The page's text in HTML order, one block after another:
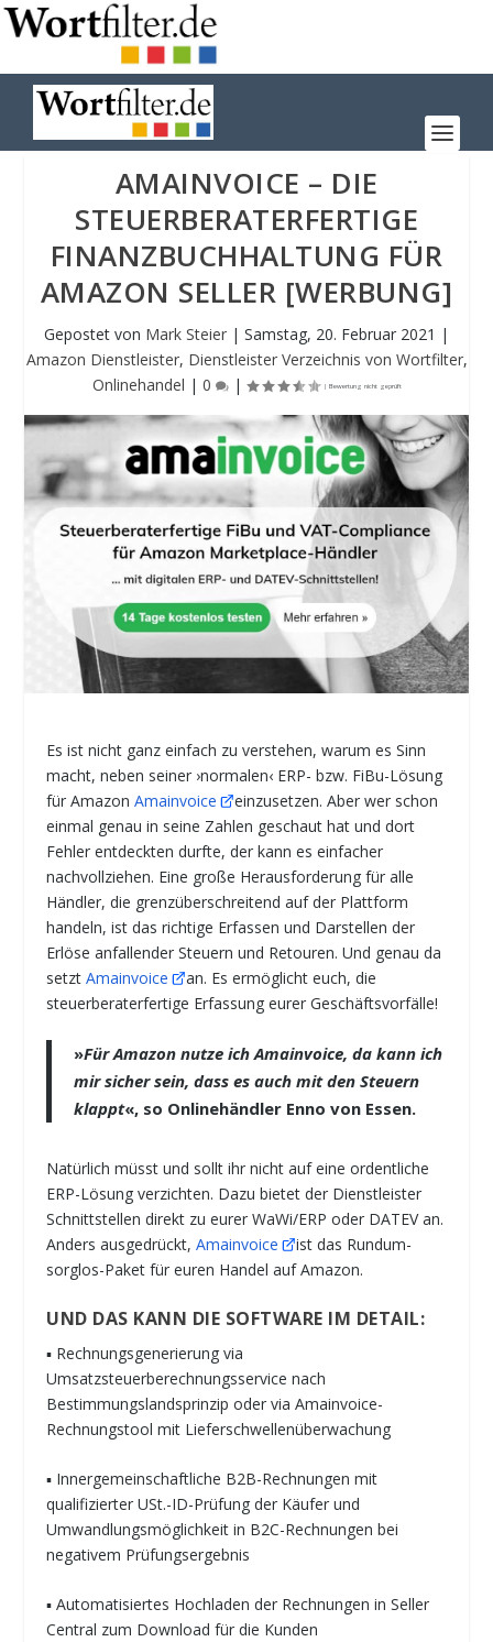
AMAINVOICE – DIE
STEUERBERATERFERTIGE
FINANZBUCHHALTUNG FÜR
AMAZON SELLER [WERBUNG]
Gepostet von Mark Steier | Samstag, 20. Februar 2021 |
Amazon Dienstleister, Dienstleister Verzeichnis von Wortfilter,
Onlinehandel | 0 |
Es ist nicht ganz einfach zu verstehen, warum es Sinn
macht, neben seiner ›normalen‹ ERP- bzw. FiBu-Lösung
für AmazonAmainvoice
einzusetzen. Aber wer schon
einmal genau in seine Zahlen geschaut hat und dort
Fehler entdeckten durfte, der kann es einfacher
nachvollziehen. Eine große Herausforderung für alle
Händler, die grenzüberschreitend auf der Plattform
handeln, ist das richtige Erfassen und Darstellen der
Erlöse anfallender Steuern und Retouren. Und genau da
setztAmainvoice
an. Es ermöglicht euch, die
steuerberaterfertige Erfassung eurer Geschäftsvorfälle!
»Für Amazon nutze ich Amainvoice, da kann ich
mir sicher sein, dass es auch mit den Steuern
klappt«, so Onlinehändler Enno von Essen.
Natürlich müsst und sollt ihr nicht auf eine ordentliche
ERP-Lösung verzichten. Dazu bietet der Dienstleister
Schnittstellen direkt zu eurer WaWi/ERP oder DATEV an.
Anders ausgedrückt,Amainvoice
ist das Rundum-
sorglos-Paket für euren Handel auf Amazon.
UND DAS KANN DIE SOFTWARE IM DETAIL:
▪ Rechnungsgenerierung via
Umsatzsteuerberechnungsservice nach
Bestimmungslandsprinzip oder via Amainvoice-
Rechnungstool mit Lieferschwellenüberwachung
▪ Innergemeinschaftliche B2B-Rechnungen mit
qualifizierter USt.-ID-Prüfung der Käufer und
Umwandlungsmöglichkeit in B2C-Rechnungen bei
negativem Prüfungsergebnis
▪ Automatisiertes Hochladen der Rechnungen in Seller
Central zum Download für die Kunden